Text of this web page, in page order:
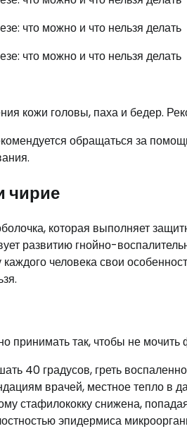
кожи головы, паха и бедер.
обращаться за
чирие
которая выполняет
развитию гнойно-
человека свои
принимать так, чтобы не мочить
40 градусов, греть
врачей, местное тепло в
стафилококку снижена,
эпидермиса